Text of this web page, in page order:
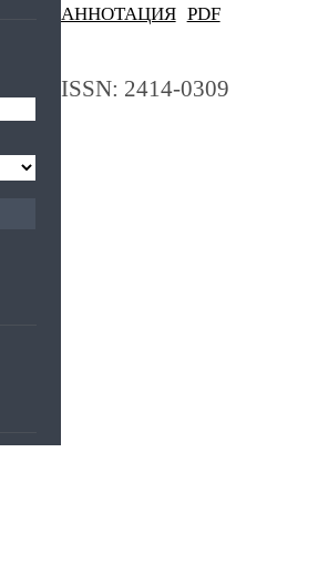
АННОТАЦИЯ PDF
ISSN: 2414-0309